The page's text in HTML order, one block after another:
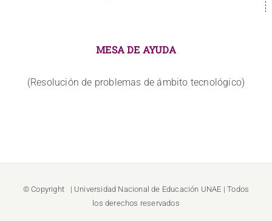
MESA DE AYUDA
(Resolución de problemas de ámbito tecnológico)
© Copyright | Universidad Nacional de Educación UNAE | Todos
los derechos reservados